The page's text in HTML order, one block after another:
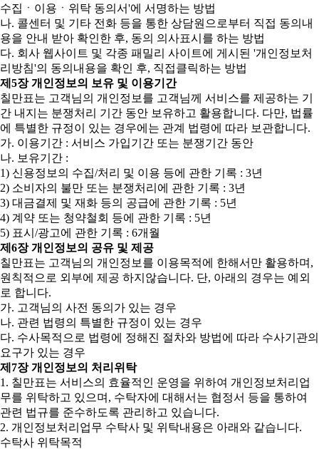
수집ㆍ이용ㆍ위탁 동의서'에 서명하는 방법
나. 콜센터 및 기타 전화 등을 통한 상담원으로부터 직접 동의내
용을 안내 받아 확인한 후, 동의 의사표시를 하는 방법
다. 회사 웹사이트 및 각종 패밀리 사이트에 게시된 '개인정보처
리방침'의 동의내용을 확인 후, 직접클릭하는 방법
제5장 개인정보의 보유 및 이용기간
칠만표는 고객님의 개인정보를 고객님께 서비스를 제공하는 기
간 내지는 분쟁처리 기간 동안 보유하고 활용합니다. 다만, 법률
에 특별한 규정이 있는 경우에는 관계 법령에 따라 보관합니다.
가. 이용기간 : 서비스 가입기간 또는 분쟁기간 동안
나. 보유기간 :
1) 신용정보의 수집/처리 및 이용 등에 관한 기록 : 3년
2) 소비자의 불만 또는 분쟁처리에 관한 기록 : 3년
3) 대금결제 및 재화 등의 공급에 관한 기록 : 5년
4) 계약 또는 청약철회 등에 관한 기록 : 5년
5) 표시/광고에 관한 기록 : 6개월
제6장 개인정보의 공유 및 제공
칠만표는 고객님의 개인정보를 이용목적에 한해서만 활용하며,
원칙적으로 외부에 제공 하지않습니다. 단, 아래의 경우는 예외
로 합니다.
가. 고객님의 사전 동의가 있는 경우
나. 관련 법령의 특별한 규정이 있는 경우
다. 수사목적으로 법령에 정해진 절차와 방법에 따라 수사기관의
요구가 있는 경우
제7장 개인정보의 처리위탁
1. 칠만표는 서비스의 효율적인 운영을 위하여 개인정보처리업
무를 위탁하고 있으며, 수탁자에 대해서는 협정서 등을 통하여
관련 법규를 준수하도록 관리하고 있습니다.
2. 개인정보처리업무 수탁사 및 위탁내용은 아래와 같습니다.
수탁사 위탁목적